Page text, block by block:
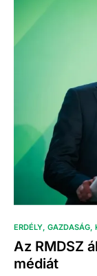
ERDÉLY GAZDASÁG
Az RMDSZ
médiát